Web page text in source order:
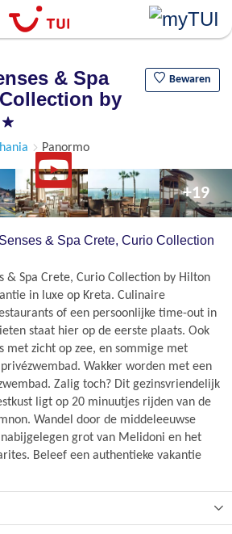
& Spa
by
Bewaren
Panormo
+19
& Spa Crete, Curio Collection
& Spa Crete, Curio Collection by Hilton
in luxe op Kreta. Culinaire
of een persoonlijke time-out in
staat hier op de eerste plaats. Ook
met zicht op zee, en sommige met
Wakker worden met een
Zalig toch? Dit gezinsvriendelijk
ligt op 20 minuutjes rijden van de
Wandel door de middeleeuwse
grot van Melidoni en het
Beleef een authentieke vakantie